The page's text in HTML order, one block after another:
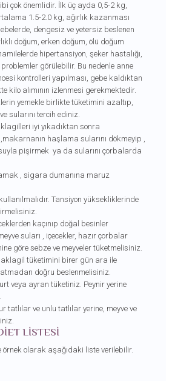
çok önemlidir. İlk üç ayda 0,5-2 kg,
1.5-2.0 kg, ağırlık kazanması
dengesiz ve yetersiz beslenen
doğum, erken doğum, ölü doğum
hipertansiyon, şeker hastalığı,
görülebilir. Bu nedenle anne
kontrolleri yapılması, gebe kaldıktan
kilo alımının izlenmesi gerekmektedir.
yemekle birlikte tüketimini azaltıp,
sularını tercih ediniz.
iyi yıkadıktan sonra
haşlama sularını dökmeyip ,
pişirmek ya da sularını çorbalarda
, sigara dumanına maruz
Tansiyon yüksekliklerinde
kaçınıp doğal besinler
suları , içecekler, hazır çorbalar
göre sebze ve meyveler tüketmelisiniz.
tüketimini birer gün ara ile
doğru beslenmelisiniz.
veya ayran tüketiniz. Peynir yerine
tatlılar ve unlu tatlılar yerine, meyve ve
LİSTESİ
örnek olarak aşağıdaki liste verilebilir.